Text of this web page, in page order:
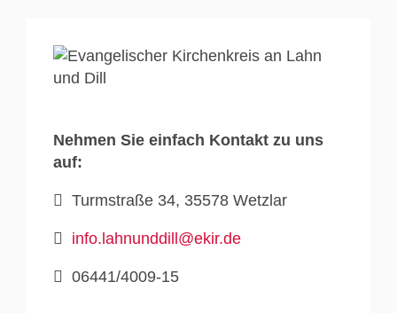
Nehmen Sie einfach Kontakt zu uns
auf:
Turmstraße 34, 35578 Wetzlar
info.lahnunddill@ekir.de
06441/4009-15